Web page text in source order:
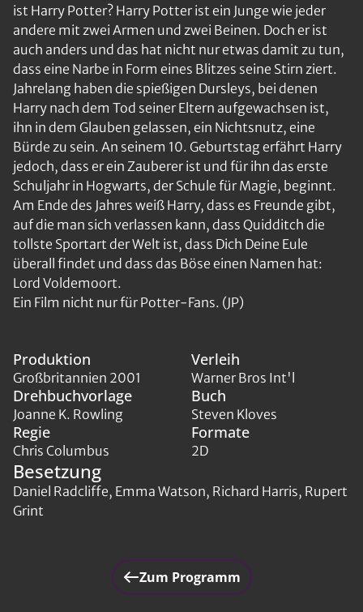
ist Harry Potter? Harry Potter ist ein Junge wie jeder
andere mit zwei Armen und zwei Beinen. Doch er ist
auch anders und das hat nicht nur etwas damit zu tun,
dass eine Narbe in Form eines Blitzes seine Stirn ziert.
Jahrelang haben die spießigen Dursleys, bei denen
Harry nach dem Tod seiner Eltern aufgewachsen ist,
ihn in dem Glauben gelassen, ein Nichtsnutz, eine
Bürde zu sein. An seinem 10. Geburtstag erfährt Harry
jedoch, dass er ein Zauberer ist und für ihn das erste
Schuljahr in Hogwarts, der Schule für Magie, beginnt.
Am Ende des Jahres weiß Harry, dass es Freunde gibt,
auf die man sich verlassen kann, dass Quidditch die
tollste Sportart der Welt ist, dass Dich Deine Eule
überall findet und dass das Böse einen Namen hat:
Lord Voldemoort.
Ein Film nicht nur für Potter-Fans. (JP)
Produktion
Großbritannien 2001
Verleih
Warner Bros Int'l
Drehbuchvorlage
Joanne K. Rowling
Buch
Steven Kloves
Regie
Chris Columbus
Formate
2D
Besetzung
Daniel Radcliffe, Emma Watson, Richard Harris, Rupert
Grint
Zum Programm